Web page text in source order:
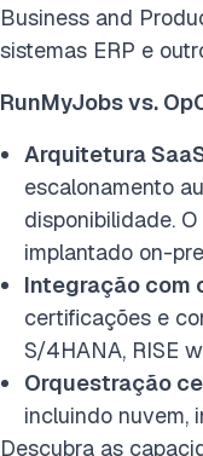
Business and
sistemas ERP e
RunMyJobs vs.
Arquitetura
escalonamento
disponibilidade.
implantado on-
Integração com
certificações e
S/4HANA, RISE
Orquestração
incluindo nuvem,
Descubra as